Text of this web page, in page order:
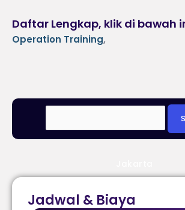
Daftar Lengkap, klik di bawah
Operation Training,
Jadwal & Biaya